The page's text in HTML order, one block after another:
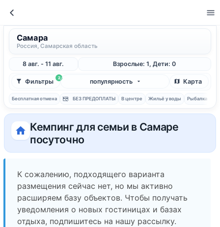
Самара
Россия, Самарская область
8 авг. - 11 авг. Взрослые: 1, Дети: 0
2
Фильтры популярность Карта
Бесплатная отмена БЕЗ ПРЕДОПЛАТЫ В центре Жильё у воды Рыбалка
Кемпинг для семьи в Самаре
посуточно
К сожалению, подходящего варианта
размещения сейчас нет, но мы активно
расширяем базу объектов. Чтобы получать
уведомления о новых гостиницах и базах
отдыха, подпишитесь на нашу рассылку.